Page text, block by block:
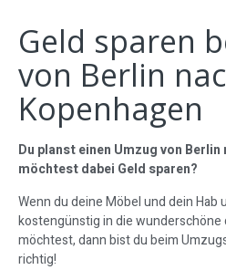
Geld sparen
von Berlin
Kopenhagen
Du planst einen Umzug von Berlin
möchtest dabei Geld sparen?
Wenn du deine Möbel und dein Hab
kostengünstig in die
möchtest, dann bist du beim
richtig!